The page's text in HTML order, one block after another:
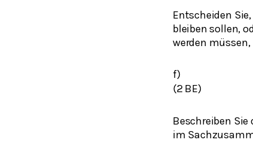
Entscheiden
bleiben sollen,
werden
f)
(2 BE)
Beschreiben
im